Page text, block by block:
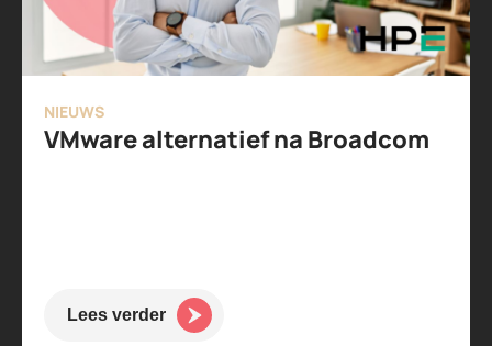
NIEUWS
VMware alternatief na Broadcom
Lees verder